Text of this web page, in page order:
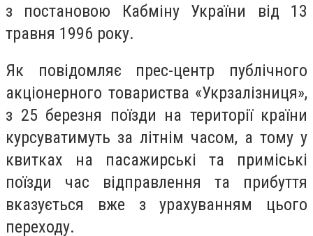
з постановою Кабміну України від 13
травня 1996 року.
Як повідомляє прес-центр публічного
акціонерного товариства «Укрзалізниця»,
з 25 березня поїзди на території країни
курсуватимуть за літнім часом, а тому у
квитках на пасажирські та приміські
поїзди час відправлення та прибуття
вказується вже з урахуванням цього
переходу.